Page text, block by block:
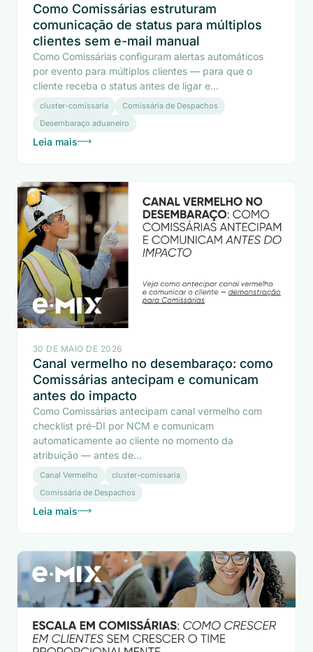
Como Comissárias estruturam
comunicação de status para múltiplos
clientes sem e-mail manual
Como Comissárias configuram alertas automáticos
por evento para múltiplos clientes — para que o
cliente receba o status antes de ligar e...
cluster-comissaria
Comissária de Despachos
Desembaraço aduaneiro
Leia mais
30 DE MAIO DE 2026
Canal vermelho no desembaraço: como
Comissárias antecipam e comunicam
antes do impacto
Como Comissárias antecipam canal vermelho com
checklist pré-DI por NCM e comunicam
automaticamente ao cliente no momento da
atribuição — antes de...
Canal Vermelho
cluster-comissaria
Comissária de Despachos
Leia mais